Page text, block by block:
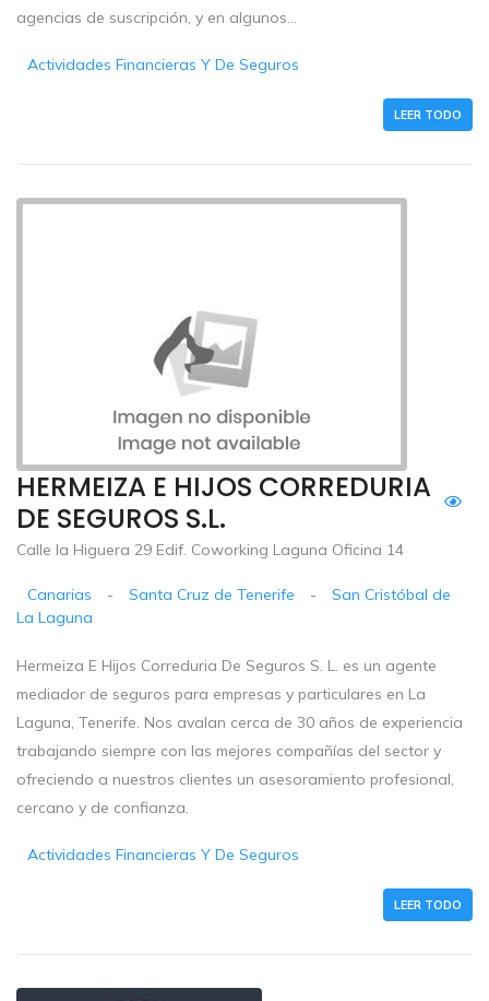
agencias de suscripción, y en algunos...
Actividades Financieras Y De Seguros
LEER TODO
HERMEIZA E HIJOS CORREDURIA
DE SEGUROS S.L.
Calle la Higuera 29 Edif. Coworking Laguna Oficina 14
Canarias - Santa Cruz de Tenerife -
San Cristóbal de
La Laguna
Hermeiza E Hijos Correduria De Seguros S. L. es un agente
mediador de seguros para empresas y particulares en La
Laguna, Tenerife. Nos avalan cerca de 30 años de experiencia
trabajando siempre con las mejores compañías del sector y
ofreciendo a nuestros clientes un asesoramiento profesional,
cercano y de confianza.
Actividades Financieras Y De Seguros
LEER TODO